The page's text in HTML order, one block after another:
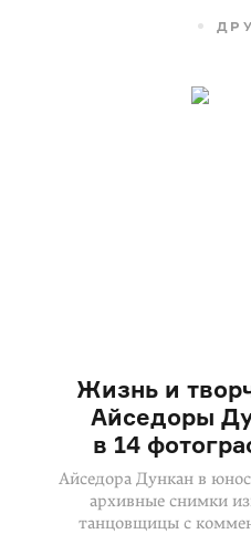
Жизнь и
Айседоры
в 14
Айседора Дункан в
архивные снимки
танцовщицы с